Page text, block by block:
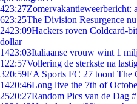
423:27Zomervakantieweerbericht:
623:25The Division Resurgence
2423:09Hackers roven Coldcard-
dollar
1423:03Italiaanse vrouw wint 1
1 22:57Vollering de sterkste na
320:59EA Sports FC 27 toont The
1420:46Long live the 7th of
2520:27Random Pics van de Dag